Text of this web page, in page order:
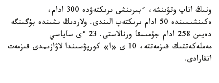
ونىڭ اتاپ وتۋىنشە، ءبىرىنشى ىرىكتەۋدە 300 ادام،
ەكىنشىسىندە 50 ادام ىرىكتەپ الىندى. ولاردىڭ ىشىندە بۇگىنگە
دەيىن 258 ادام جۇمىسقا ورنالاستى. 23 ءى ساياسي
مەملەكەتتىك قىزمەتتە، 10 ى «ا» كورپۋسىندا لاۋازىمدى قىزمەت
اتقارادى.